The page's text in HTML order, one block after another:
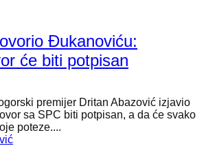
Đukanoviću:
će biti potpisan
premijer Dritan Abazović izjavio
sa SPC biti potpisan, a da će svako
poteze....